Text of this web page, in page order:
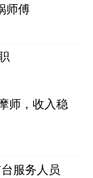
师傅
师，收入稳
服务人员